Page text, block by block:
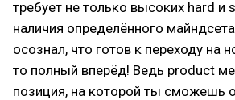
требует не только высоких hard и
наличия определённого
осознал, что готов к переходу на
то полный вперёд! Ведь product
позиция, на которой ты сможешь